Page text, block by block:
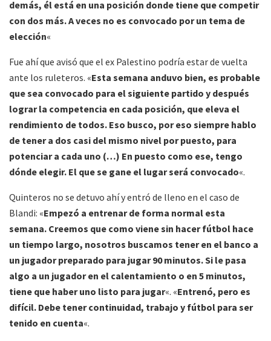
demás, él está en una posición donde tiene que competir
con dos más. A veces no es convocado por un tema de
elección«
Fue ahí que avisó que el ex Palestino podría estar de vuelta
ante los ruleteros. «Esta semana anduvo bien, es probable
que sea convocado para el siguiente partido y después
lograr la competencia en cada posición, que eleva el
rendimiento de todos. Eso busco, por eso siempre hablo
de tener a dos casi del mismo nivel por puesto, para
potenciar a cada uno (…) En puesto como ese, tengo
dónde elegir. El que se gane el lugar será convocado«.
Quinteros no se detuvo ahí y entró de lleno en el caso de
Blandi: «Empezó a entrenar de forma normal esta
semana. Creemos que como viene sin hacer fútbol hace
un tiempo largo, nosotros buscamos tener en el banco a
un jugador preparado para jugar 90 minutos. Si le pasa
algo a un jugador en el calentamiento o en 5 minutos,
tiene que haber uno listo para jugar«. «Entrenó, pero es
difícil. Debe tener continuidad, trabajo y fútbol para ser
tenido en cuenta«.